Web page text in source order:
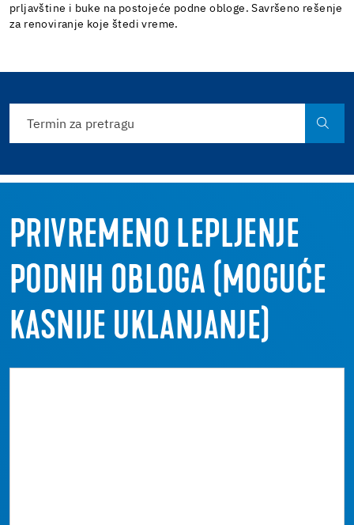
prljavštine i buke na postojeće podne obloge. Savršeno rešenje
za renoviranje koje štedi vreme.
PRIVREMENO LEPLJENJE
PODNIH OBLOGA (MOGUĆE
KASNIJE UKLANJANJE)